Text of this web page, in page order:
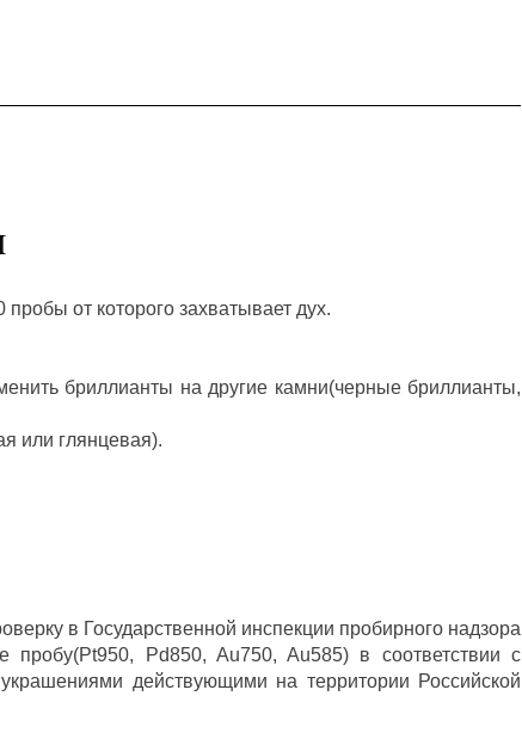
от которого захватывает дух.
бриллианты на другие камни(черные бриллианты,
или глянцевая).
в Государственной инспекции пробирного надзора
Pd850, Au750, Au585) в соответствии с
действующими на территории Российской